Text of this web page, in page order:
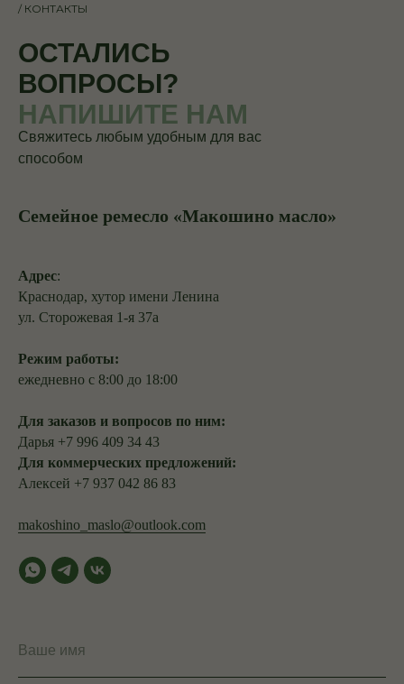
ОСТАЛИСЬ
ВОПРОСЫ?
НАПИШИТЕ НАМ
/ КОНТАКТЫ
Свяжитесь любым удобным для вас
способом
Семейное ремесло «Макошино масло»
Адрес:
Краснодар, хутор имени Ленина
ул. Сторожевая 1-я 37а
Режим работы:
ежедневно с 8:00 до 18:00
Для заказов и вопросов по ним:
Дарья +7 996 409 34 43
Для коммерческих предложений:
Алексей +7 937 042 86 83
makoshino_maslo@outlook.com
Ваше имя